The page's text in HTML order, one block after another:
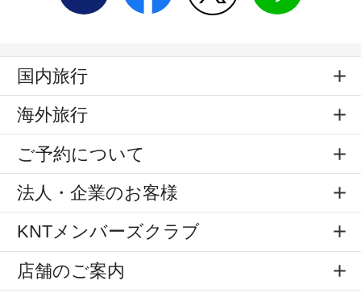
国内旅行
海外旅行
ご予約について
法人・企業のお客様
KNTメンバーズクラブ
店舗のご案内